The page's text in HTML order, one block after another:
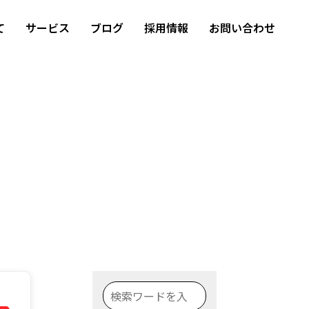
サービス ブログ 採用情報 お問い合わせ